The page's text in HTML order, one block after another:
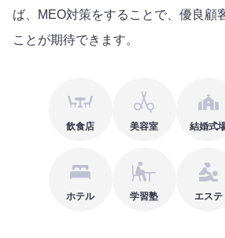
ば、MEO対策をすることで、優良顧
ことが期待できます。
飲食店 美容室 結婚式
ホテル 学習塾 エステ